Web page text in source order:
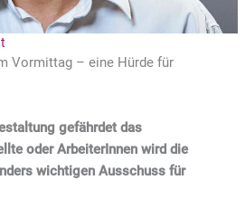
Vormittag – eine Hürde für
gefährdet das
oder ArbeiterInnen wird die
wichtigen Ausschuss für